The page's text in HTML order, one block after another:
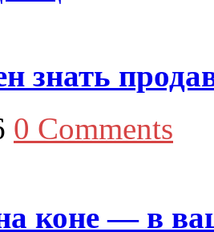
знать
0 Comments
коне — в